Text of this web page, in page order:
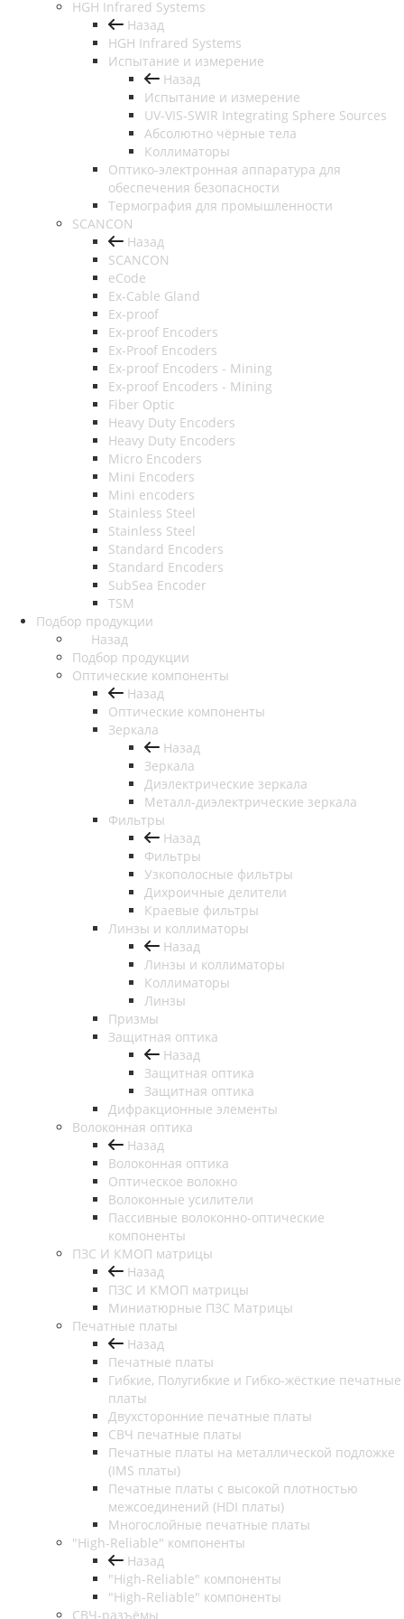
HGH Infrared Systems
Назад
HGH Infrared Systems
Испытание и измерение
Назад
Испытание и измерение
UV-VIS-SWIR Integrating Sphere Sources
Абсолютно чёрные тела
Коллиматоры
Оптико-электронная аппаратура для
обеспечения безопасности
Термография для промышленности
SCANCON
Назад
SCANCON
eCode
Ex-Cable Gland
Ex-proof
Ex-proof Encoders
Ex-Proof Encoders
Ex-proof Encoders - Mining
Ex-proof Encoders - Mining
Fiber Optic
Heavy Duty Encoders
Heavy Duty Encoders
Micro Encoders
Mini Encoders
Mini encoders
Stainless Steel
Stainless Steel
Standard Encoders
Standard Encoders
SubSea Encoder
TSM
Подбор продукции
Назад
Подбор продукции
Оптические компоненты
Назад
Оптические компоненты
Зеркала
Назад
Зеркала
Диэлектрические зеркала
Металл-диэлектрические зеркала
Фильтры
Назад
Фильтры
Узкополосные фильтры
Дихроичные делители
Краевые фильтры
Линзы и коллиматоры
Назад
Линзы и коллиматоры
Коллиматоры
Линзы
Призмы
Защитная оптика
Назад
Защитная оптика
Защитная оптика
Дифракционные элементы
Волоконная оптика
Назад
Волоконная оптика
Оптическое волокно
Волоконные усилители
Пассивные волоконно-оптические
компоненты
ПЗС И КМОП матрицы
Назад
ПЗС И КМОП матрицы
Миниатюрные ПЗС Матрицы
Печатные платы
Назад
Печатные платы
Гибкие, Полугибкие и Гибко-жёсткие печатные
платы
Двухсторонние печатные платы
СВЧ печатные платы
Печатные платы на металлической подложке
(IMS платы)
Печатные платы с высокой плотностью
межсоединений (HDI платы)
Многослойные печатные платы
"High-Reliable" компоненты
Назад
"High-Reliable" компоненты
"High-Reliable" компоненты
СВЧ-разъёмы